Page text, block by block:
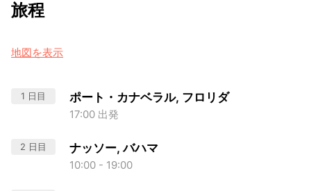
旅程
地図を表示
1 日目 ポート・カナベラル, フロリダ
17:00 出発
2 日目 ナッソー, バハマ
10:00 - 19:00